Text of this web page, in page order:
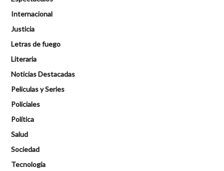
Internacional
Justicia
Letras de fuego
Literaria
Noticias Destacadas
Peliculas y Series
Policiales
Política
Salud
Sociedad
Tecnología